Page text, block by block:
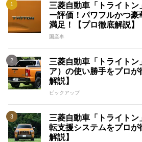
三菱自動車「トライト
ー評価！パワフルかつ
満足！【プロ徹底解説】
国産車
三菱自動車「トライトン
ア）の使い勝手をプロ
解説】
ピックアップ
三菱自動車「トライト
転支援システムをプロ
解説】